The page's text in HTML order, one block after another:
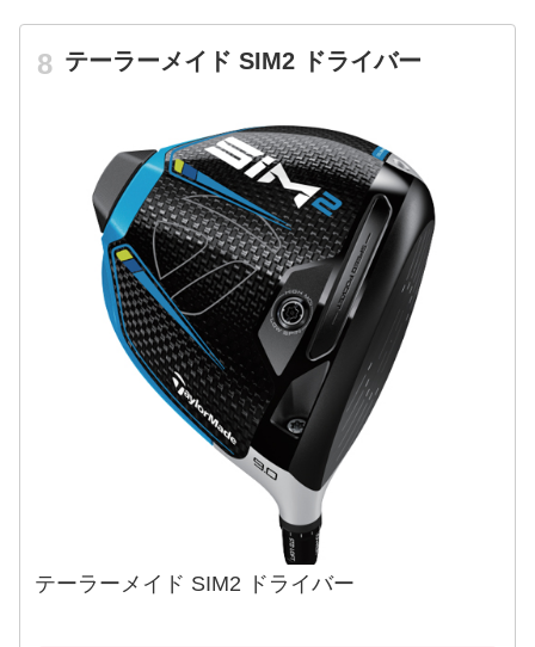
テーラーメイド SIM2 ドライバー
テーラーメイド SIM2 ドライバー